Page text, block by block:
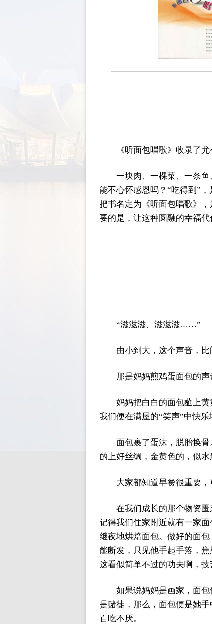
《听面包唱歌》收录了
一块肉、一棵菜、一条
能不心怀感恩吗？“吃得到”
把书名定为《听面包唱歌》
要的是，让这种圆融的幸福代
“滋滋滋、滋滋滋……”
由小到大，这个声音，
那是妈妈煎鸡蛋面包的声
妈妈把白白的面包蘸上
我们便在满屋的“笑声”中快
面包裹了蛋沫，脱胎换
的上好丝绸，金黄色的，似
大家都知道早餐很重要，
在我们成长的那个物资
记得我们住家附近就有一家
继夜地烘焙面包。做好的面
能断发，只见他手起手落，
这看似简单不过的功夫啊，
如果说妈妈是画家，面
是赌徒，那么，面包便是她
百吃不厌。